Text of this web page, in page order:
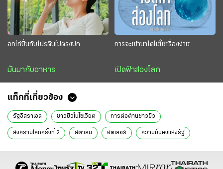
อกไก่ปั่นกับโปรตีนไม่ตรงปก
มันมากับอาหาร
การจะเข้านาโตไม่ใช่เรื่องง่าย
เปิดฟ้าส่องโลก
แท็กที่เกี่ยวข้อง
รัฐอิสราเอล ชาวยิวในโซเวียต การต่อต้านชาวยิว
สงครามโลกครั้งที่ 2 สตาลิน ฮิตเลอร์ ความมั่นคงแห่งรัฐ
ข่าววันนี้ ไทยรัฐฉบับพิมพ์